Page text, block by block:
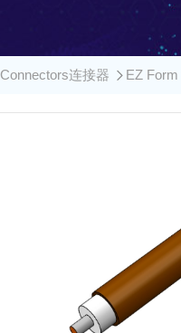
Connectors连接器 EZ